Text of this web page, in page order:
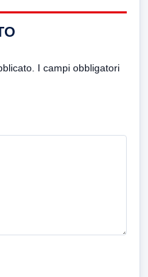
I campi obbligatori